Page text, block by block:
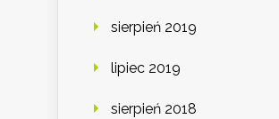
sierpień 2019
lipiec 2019
sierpień 2018